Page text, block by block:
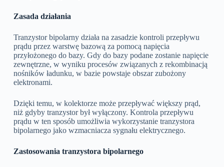
Zasada działania
Tranzystor bipolarny działa na zasadzie kontroli przepływu
prądu przez warstwę bazową za pomocą napięcia
przyłożonego do bazy. Gdy do bazy podane zostanie napięcie
zewnętrzne, w wyniku procesów związanych z rekombinacją
nośników ładunku, w bazie powstaje obszar zubożony
elektronami.
Dzięki temu, w kolektorze może przepływać większy prąd,
niż gdyby tranzystor był wyłączony. Kontrola przepływu
prądu w ten sposób umożliwia wykorzystanie tranzystora
bipolarnego jako wzmacniacza sygnału elektrycznego.
Zastosowania tranzystora bipolarnego